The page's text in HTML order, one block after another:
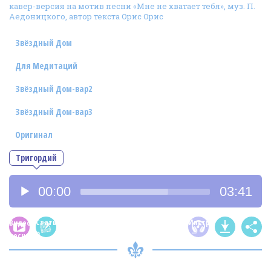
Фотогалерея
In English
Видео
Ииссиидиология
Номера песен
кавер-версия на мотив песни «Мне не хватает тебя», муз. П.
Аедоницкого, автор текста Орис Орис
Тригордий
Звёздный Дом
Для Медитаций
Звёздный Дом-вар2
Звёздный Дом-вар3
Оригинал
Аудиоплеер
00:00 03:41
Видео
песни
Статья
о
Инструментал